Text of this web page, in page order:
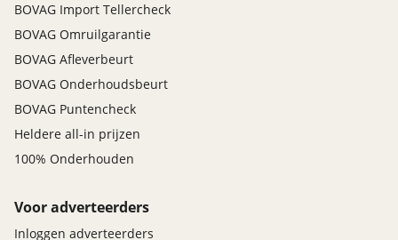
BOVAG Import Tellercheck
BOVAG Omruilgarantie
BOVAG Afleverbeurt
BOVAG Onderhoudsbeurt
BOVAG Puntencheck
Heldere all-in prijzen
100% Onderhouden
Voor adverteerders
Inloggen adverteerders